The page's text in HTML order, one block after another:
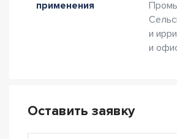
применения
и
и
Оставить заявку